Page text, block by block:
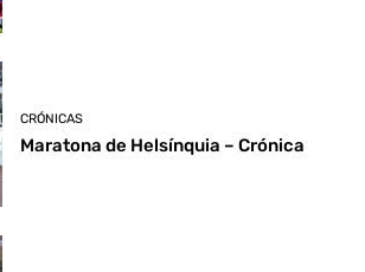
CRÓNICAS
Maratona de Helsínquia – Crónica